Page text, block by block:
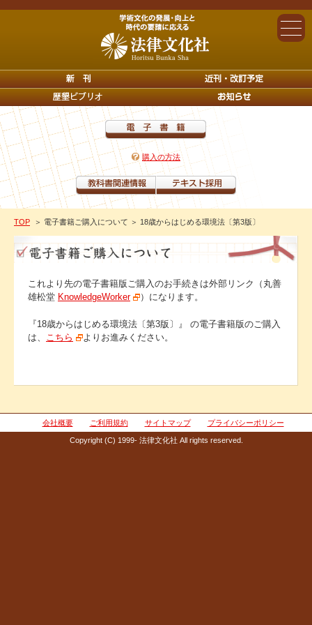
購入の方法
TOP ＞ 電子書籍ご購入について ＞ 18歳からはじめる環境法〔第3版〕
これより先の電子書籍版ご購入のお手続きは外部リンク（丸善
雄松堂 KnowledgeWorker ）になります。
『18歳からはじめる環境法〔第3版〕』 の電子書籍版のご購入
は、
こちら よりお進みください。
会社概要 ご利用規約 サイトマップ プライバシーポリシー
Copyright (C) 1999- 法律文化社 All rights reserved.